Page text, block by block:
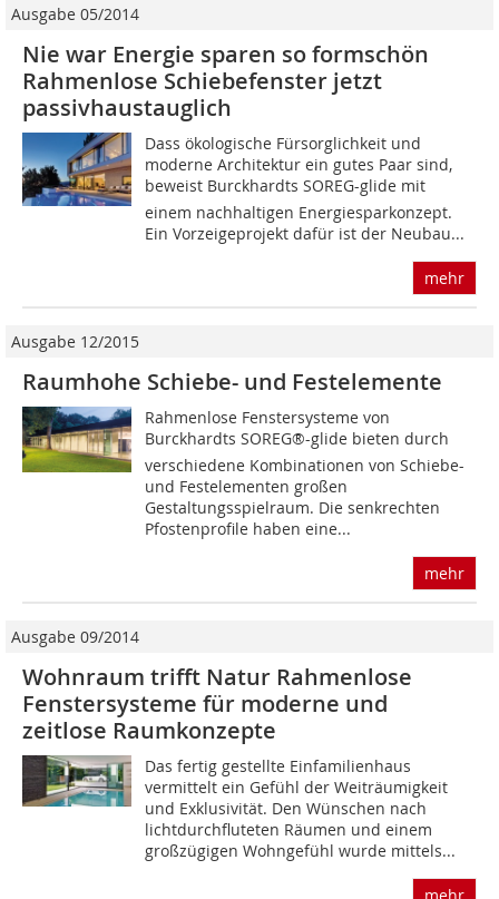
Ausgabe 05/2014
Nie war Energie sparen so formschön
Rahmenlose Schiebefenster jetzt
passivhaustauglich
Dass ökologische Fürsorglichkeit und
moderne Architektur ein gutes Paar sind,
beweist Burckhardts SOREG-glide mit
einem nachhaltigen Energiesparkonzept.
Ein Vorzeigeprojekt dafür ist der Neubau...
mehr
Ausgabe 12/2015
Raumhohe Schiebe- und Festelemente
Rahmenlose Fenstersysteme von
Burckhardts SOREG®-glide bieten durch
verschiedene Kombinationen von Schiebe-
und Festelementen großen
Gestaltungsspielraum. Die senkrechten
Pfostenprofile haben eine...
mehr
Ausgabe 09/2014
Wohnraum trifft Natur Rahmenlose
Fenstersysteme für moderne und
zeitlose Raumkonzepte
Das fertig gestellte Einfamilienhaus
vermittelt ein Gefühl der Weiträumigkeit
und Exklusivität. Den Wünschen nach
lichtdurchfluteten Räumen und einem
großzügigen Wohngefühl wurde mittels...